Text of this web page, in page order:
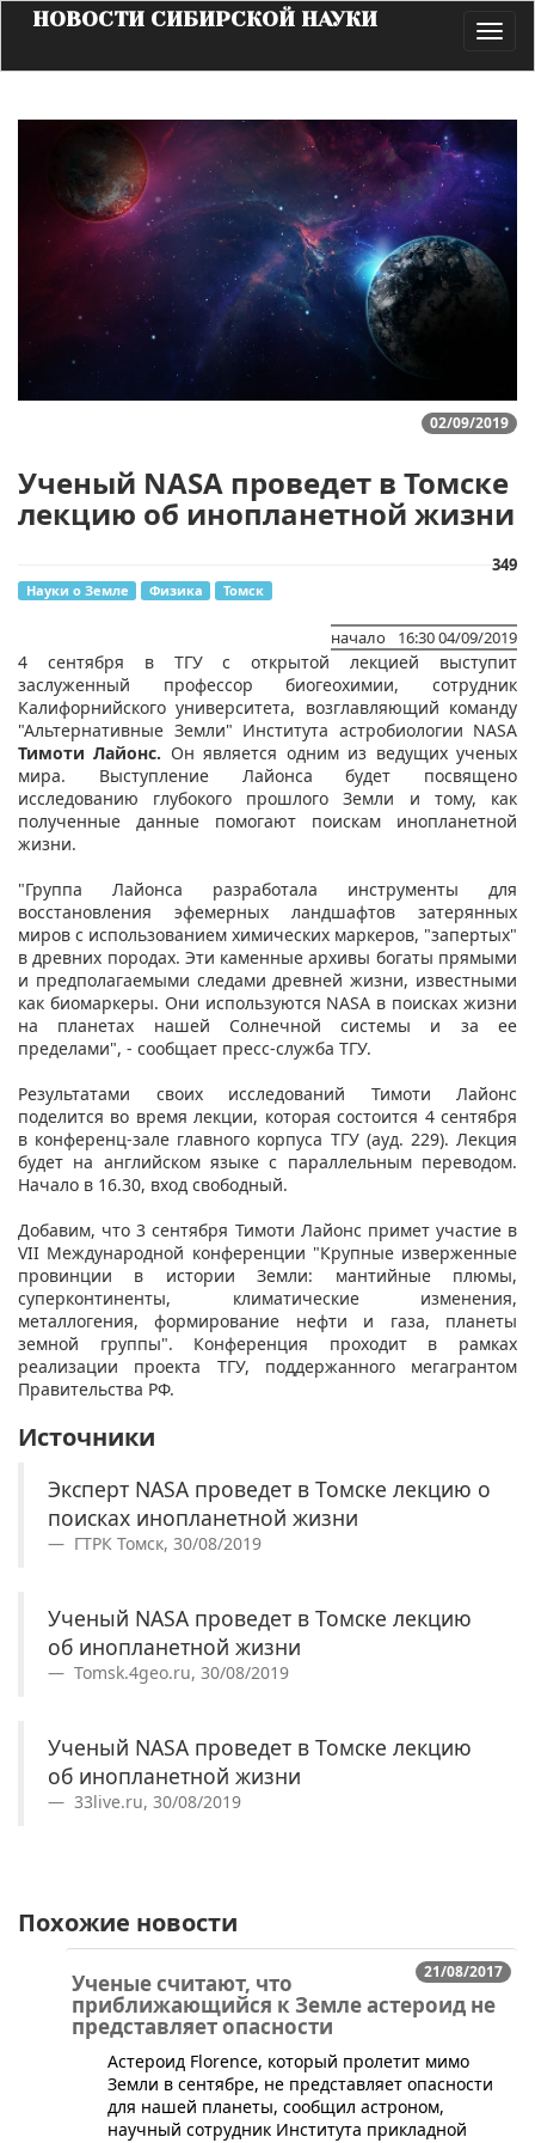
НОВОСТИ СИБИРСКОЙ НАУКИ
02/09/2019
Ученый NASA проведет в Томске
лекцию об инопланетной жизни
349
Науки о Земле Физика Томск
начало 16:30 04/09/2019
4 сентября в ТГУ с открытой лекцией выступит
заслуженный профессор биогеохимии, сотрудник
Калифорнийского университета, возглавляющий команду
"Альтернативные Земли" Института астробиологии NASA
Тимоти Лайонс. Он является одним из ведущих ученых
мира. Выступление Лайонса будет посвящено
исследованию глубокого прошлого Земли и тому, как
полученные данные помогают поискам инопланетной
жизни.
"Группа Лайонса разработала инструменты для
восстановления эфемерных ландшафтов затерянных
миров с использованием химических маркеров, "запертых"
в древних породах. Эти каменные архивы богаты прямыми
и предполагаемыми следами древней жизни, известными
как биомаркеры. Они используются NASA в поисках жизни
на планетах нашей Солнечной системы и за ее
пределами", - сообщает пресс-служба ТГУ.
Результатами своих исследований Тимоти Лайонс
поделится во время лекции, которая состоится 4 сентября
в конференц-зале главного корпуса ТГУ (ауд. 229). Лекция
будет на английском языке с параллельным переводом.
Начало в 16.30, вход свободный.
Добавим, что 3 сентября Тимоти Лайонс примет участие в
VII Международной конференции "Крупные изверженные
провинции в истории Земли: мантийные плюмы,
суперконтиненты, климатические изменения,
металлогения, формирование нефти и газа, планеты
земной группы". Конференция проходит в рамках
реализации проекта ТГУ, поддержанного мегагрантом
Правительства РФ.
Источники
Эксперт NASA проведет в Томске лекцию о
поисках инопланетной жизни
ГТРК Томск, 30/08/2019
Ученый NASA проведет в Томске лекцию
об инопланетной жизни
Tomsk.4geo.ru, 30/08/2019
Ученый NASA проведет в Томске лекцию
об инопланетной жизни
33live.ru, 30/08/2019
Похожие новости
21/08/2017
Ученые считают, что
приближающийся к Земле астероид не
представляет опасности
​Астероид Florence, который пролетит мимо
Земли в сентябре, не представляет опасности
для нашей планеты, сообщил астроном,
научный сотрудник Института прикладной